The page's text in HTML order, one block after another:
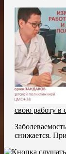
свою работу в
снижается.